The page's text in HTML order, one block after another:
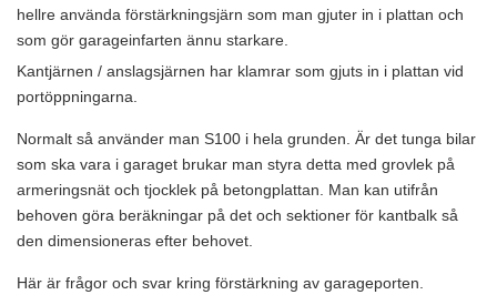
hellre använda förstärkningsjärn som man gjuter in i plattan och
som gör garageinfarten ännu starkare.
Kantjärnen / anslagsjärnen har klamrar som gjuts in i plattan vid
portöppningarna.
Normalt så använder man S100 i hela grunden. Är det tunga bilar
som ska vara i garaget brukar man styra detta med grovlek på
armeringsnät och tjocklek på betongplattan. Man kan utifrån
behoven göra beräkningar på det och sektioner för kantbalk så
den dimensioneras efter behovet.
Här är frågor och svar kring förstärkning av garageporten.